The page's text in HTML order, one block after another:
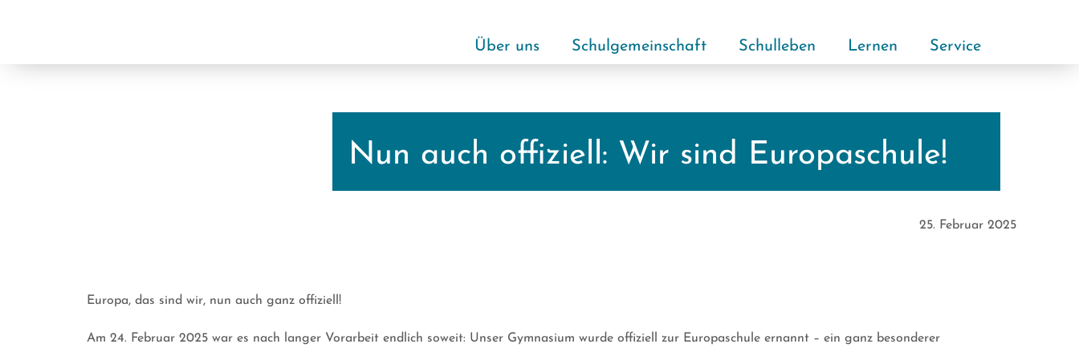
Über uns Schulgemeinschaft Schulleben Lernen Service
Nun auch offiziell: Wir sind Europaschule!
25. Februar 2025
Europa, das sind wir, nun auch ganz offiziell!
Am 24. Februar 2025 war es nach langer Vorarbeit endlich soweit: Unser Gymnasium wurde offiziell zur Europaschule ernannt – ein ganz besonderer